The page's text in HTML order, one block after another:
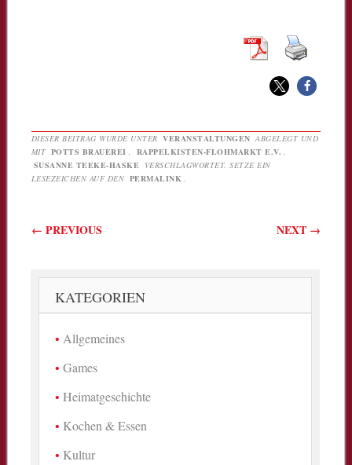
DIESER BEITRAG WURDE UNTER VERANSTALTUNGEN ABGELEGT UND
MIT POTTS BRAUEREI , RAPPELKISTEN-FLOHMARKT E.V. ,
SUSANNE TEEKE-HASKE VERSCHLAGWORTET. SETZE EIN
LESEZEICHEN AUF DEN PERMALINK .
Beitragsnavigation
← PREVIOUS NEXT →
KATEGORIEN
Allgemeines
Games
Heimatgeschichte
Kochen & Essen
Kultur